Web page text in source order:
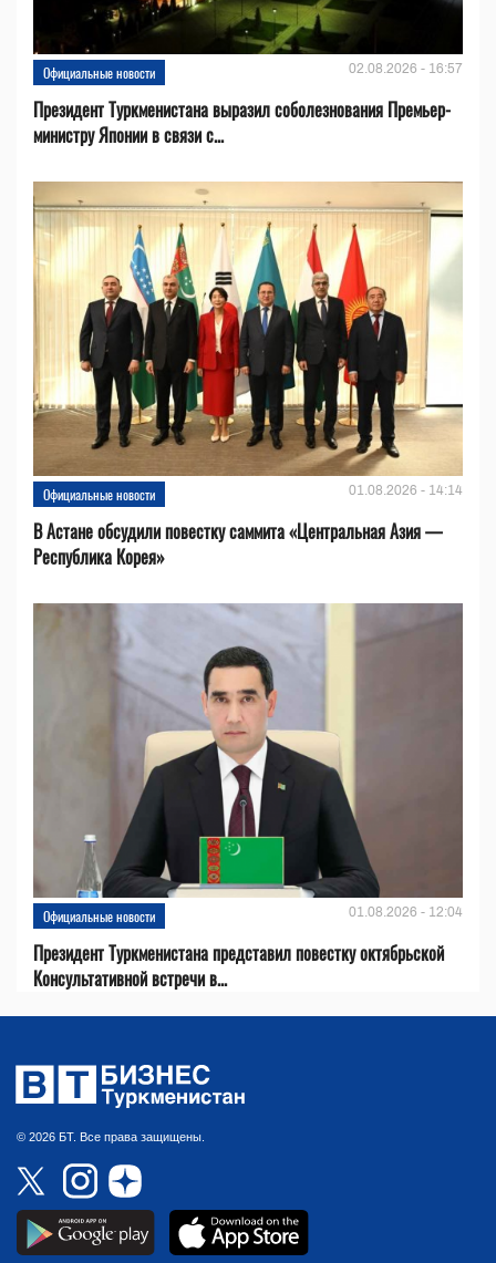
Официальные новости 02.08.2026 - 16:57
Президент Туркменистана выразил соболезнования Премьер-
министру Японии в связи с...
Официальные новости 01.08.2026 - 14:14
В Астане обсудили повестку саммита «Центральная Азия —
Республика Корея»
Официальные новости 01.08.2026 - 12:04
Президент Туркменистана представил повестку октябрьской
Консультативной встречи в...
© 2026 БТ. Все права защищены.